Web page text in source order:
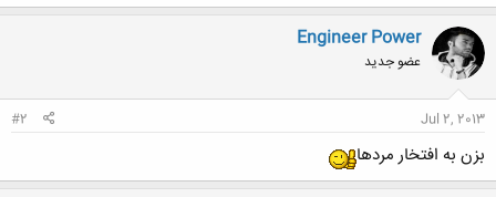
Engineer Power
عضو جدید
Jul 2, 2013
#2
بزن به افتخار مردها